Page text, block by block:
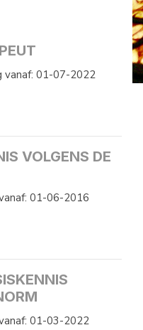
vanaf: 01-07-2022
VOLGENS DE
01-06-2016
01-03-2022